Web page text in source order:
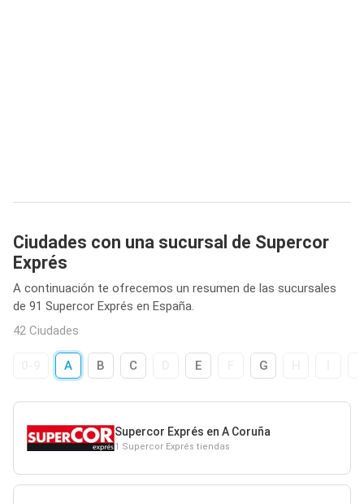
Ciudades con una sucursal de Supercor
Exprés
A continuación te ofrecemos un resumen de las sucursales
de 91 Supercor Exprés en España.
42 Ciudades
A B C E G
Supercor Exprés en A Coruña
1 Supercor Exprés tiendas